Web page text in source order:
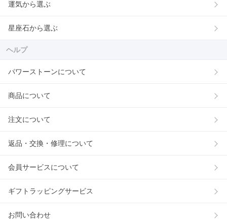
運気から選ぶ
星座石から選ぶ
ヘルプ
パワーストーンについて
商品について
注文について
返品・交換・修理について
会員サービスについて
ギフトラッピングサービス
お問い合わせ